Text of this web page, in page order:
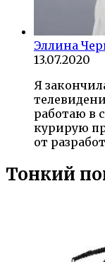
Эллина
13.07.2020
Я
работаю в
курирую
от
Тонкий